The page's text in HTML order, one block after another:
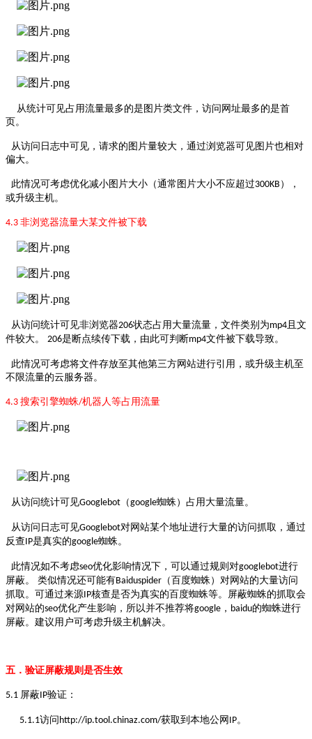
从统计可见占用流量最多的是图片类文件，访问网址最多的是首
页。
从访问日志中可见，请求的图片量较大，通过浏览器可见图片也相对
偏大。
此情况可考虑优化减小图片大小 （通常图片大小不应超过300KB ）
，
或升级主机。
4.3 非浏览器流量大某文件被下载
从访问统计可见非浏览器206状态占用大量流量，文件类别为mp4 且文
件较大。 206是断点续传下载，由此可判断mp4文件被下载导致。
此情况可考虑将文件存放至其他第三方网站进行引用，或升级主机至
不限流量的云服务器。
4.3 搜索引擎蜘蛛/机器人等占用流量
从访问统计可见Googlebot （google蜘蛛 ） 占用大量流量。
从访问日志可见Googlebot对网站某个地址进行大量的访问抓取，通过
反查 IP是真实的google蜘蛛。
此情况如不考虑seo优化影响情况下，可以通过规则对googlebot进行
屏蔽。 类似情况还可能有Baiduspider （百度蜘蛛 ） 对网站的大量访问
抓取。可通过来源 IP核查是否为真实的百度蜘蛛等。屏蔽蜘蛛的抓取会
对网站的seo优化产生影响，所以并不推荐将google ， baidu的蜘蛛进行
屏蔽。建议用户可考虑升级主机解决。
五．验证屏蔽规则是否生效
5.1 屏蔽 IP验证：
5.1.1访问 http://ip.tool.chinaz.com/获取到本地公网 IP。